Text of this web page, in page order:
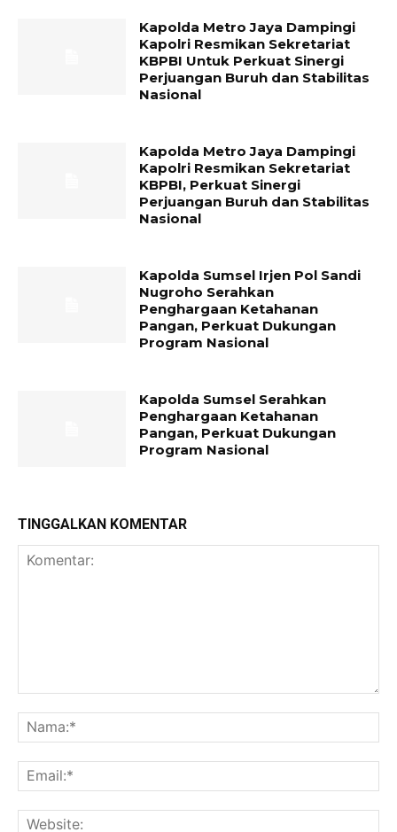
Kapolda Metro Jaya Dampingi
Kapolri Resmikan Sekretariat
KBPBI Untuk Perkuat Sinergi
Perjuangan Buruh dan Stabilitas
Nasional
Kapolda Metro Jaya Dampingi
Kapolri Resmikan Sekretariat
KBPBI, Perkuat Sinergi
Perjuangan Buruh dan Stabilitas
Nasional
Kapolda Sumsel Irjen Pol Sandi
Nugroho Serahkan
Penghargaan Ketahanan
Pangan, Perkuat Dukungan
Program Nasional
Kapolda Sumsel Serahkan
Penghargaan Ketahanan
Pangan, Perkuat Dukungan
Program Nasional
TINGGALKAN KOMENTAR